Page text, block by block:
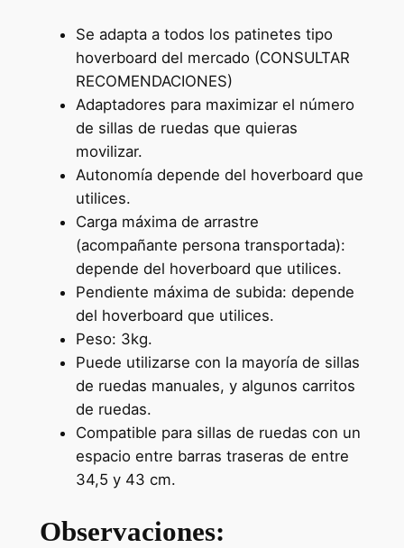
Se adapta a todos los patinetes tipo
hoverboard del mercado (CONSULTAR
RECOMENDACIONES)
Adaptadores para maximizar el número
de sillas de ruedas que quieras
movilizar.
Autonomía depende del hoverboard que
utilices.
Carga máxima de arrastre
(acompañante persona transportada):
depende del hoverboard que utilices.
Pendiente máxima de subida: depende
del hoverboard que utilices.
Peso: 3kg.
Puede utilizarse con la mayoría de sillas
de ruedas manuales, y algunos carritos
de ruedas.
Compatible para sillas de ruedas con un
espacio entre barras traseras de entre
34,5 y 43 cm.
Observaciones: